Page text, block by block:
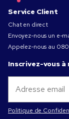
Service Client
Chat en direct
Envoyez-nous un e-
Appelez-nous au
Inscrivez-vous
Politique de